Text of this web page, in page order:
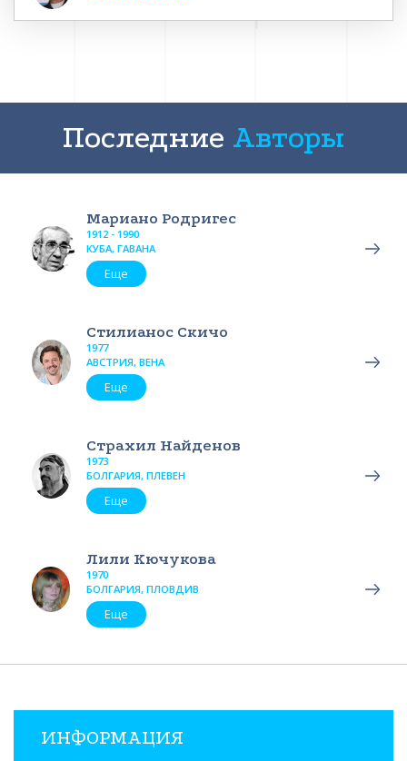
Последние Авторы
Мариано Родригес
1912 - 1990
КУБА, ГАВАНА
Еще
Стилианос Скичо
1977
АВСТРИЯ, ВЕНА
Еще
Страхил Найденов
1973
БОЛГАРИЯ, ПЛЕВЕН
Еще
Лили Кючукова
1970
БОЛГАРИЯ, ПЛОВДИВ
Еще
ИНФОРМАЦИЯ